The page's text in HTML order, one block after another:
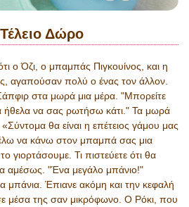
Δώρο
ο Όζι, ο μπαμπάς Πιγκουίνος, και η
αγαπούσαν πολύ ο ένας τον άλλον.
στα μωρά μια μέρα. "Μπορείτε
ήθελα να σας ρωτήσω κάτι." Τα μωρά
θα είναι η επέτειος γάμου μας
να κάνω στον μπαμπά σας μια
γιορτάσουμε. Τι πιστεύετε ότι θα
αμέσως. "Ένα μεγάλο μπάνιο!"
Έπιανε ακόμη και την κεφαλή
μέσα της σαν μικρόφωνο. Ο Ρόκι, που